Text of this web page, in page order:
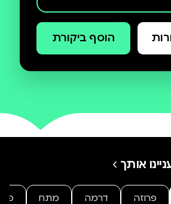
על הקשיים
הודפס לראשונה
בשנת תקנ"ז (1797) בסלאוויטא, על ידי
הוסף ביקורת
אותך
פרוזה דרמה מתח